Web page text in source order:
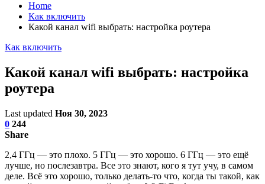
Home
Как включить
Какой канал wifi выбрать: настройка роутера
Как включить
Какой канал wifi выбрать: настройка
роутера
Last updated Ноя 30, 2023
0 244
Share
2,4 ГГц — это плохо. 5 ГГц — это хорошо. 6 ГГц — это ещё
лучше, но послезавтра. Все это знают, кого я тут учу, в самом
деле. Всё это хорошо, только делать-то что, когда ты такой, как